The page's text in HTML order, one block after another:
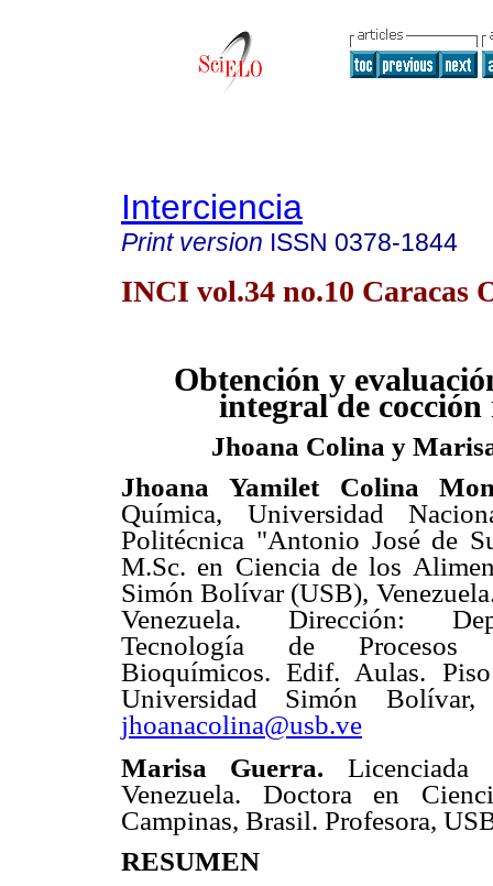
Interciencia
Print version ISSN 0378-1844
INCI vol.34 no.10 Caracas
Obtención y
integral de
Jhoana Colina y
Jhoana Yamilet Colina
Química, Universidad
Politécnica "Antonio José de
M.Sc. en Ciencia de los
Simón Bolívar (USB),
Venezuela. Dirección:
Tecnología de
Bioquímicos. Edif. Aulas.
Universidad Simón Bolívar,
jhoanacolina@usb.ve
Marisa Guerra.
Venezuela. Doctora en
Campinas, Brasil. Profesora,
RESUMEN